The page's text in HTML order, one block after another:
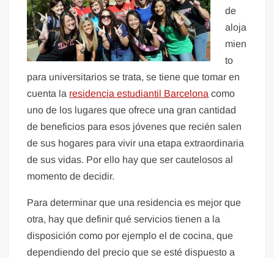
de
aloja
mien
to
para universitarios se trata, se tiene que tomar en
cuenta la residencia estudiantil Barcelona como
uno de los lugares que ofrece una gran cantidad
de beneficios para esos jóvenes que recién salen
de sus hogares para vivir una etapa extraordinaria
de sus vidas. Por ello hay que ser cautelosos al
momento de decidir.
Para determinar que una residencia es mejor que
otra, hay que definir qué servicios tienen a la
disposición como por ejemplo el de cocina, que
dependiendo del precio que se esté dispuesto a